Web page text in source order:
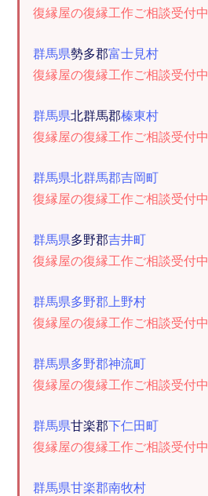
復縁屋の復縁工作ご相談受付中
群馬県勢多郡富士見村
復縁屋の復縁工作ご相談受付中
群馬県北群馬郡榛東村
復縁屋の復縁工作ご相談受付中
群馬県北群馬郡吉岡町
復縁屋の復縁工作ご相談受付中
群馬県多野郡吉井町
復縁屋の復縁工作ご相談受付中
群馬県多野郡上野村
復縁屋の復縁工作ご相談受付中
群馬県多野郡神流町
復縁屋の復縁工作ご相談受付中
群馬県甘楽郡下仁田町
復縁屋の復縁工作ご相談受付中
群馬県甘楽郡南牧村